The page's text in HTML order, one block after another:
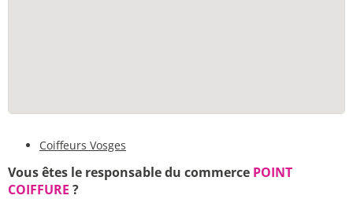
Coiffeurs Vosges
Vous êtes le responsable du commerce POINT
COIFFURE ?